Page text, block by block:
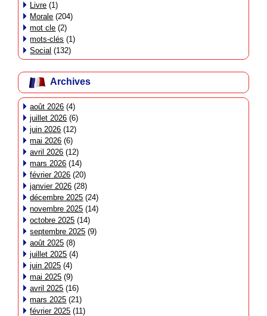
Livre (1)
Morale (204)
mot cle (2)
mots-clés (1)
Social (132)
Archives
août 2026 (4)
juillet 2026 (6)
juin 2026 (12)
mai 2026 (6)
avril 2026 (12)
mars 2026 (14)
février 2026 (20)
janvier 2026 (28)
décembre 2025 (24)
novembre 2025 (14)
octobre 2025 (14)
septembre 2025 (9)
août 2025 (8)
juillet 2025 (4)
juin 2025 (4)
mai 2025 (9)
avril 2025 (16)
mars 2025 (21)
février 2025 (11)